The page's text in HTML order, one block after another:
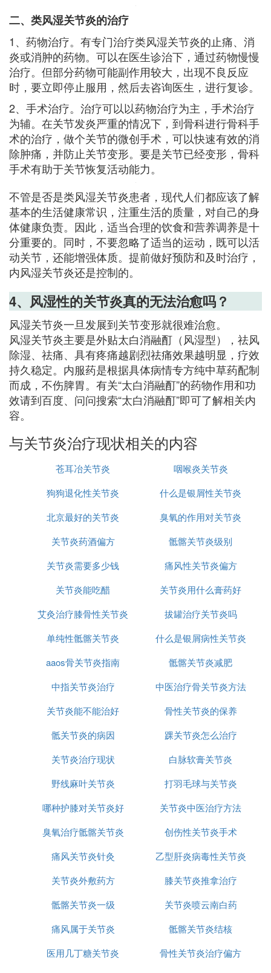
二、类风湿关节炎的治疗
1、药物治疗。有专门治疗类风湿关节炎的止痛、消
炎或消肿的药物。可以在医生诊治下，通过药物慢慢
治疗。但部分药物可能副作用较大，出现不良反应
时，要立即停止服用，然后去咨询医生，进行复诊。
2、手术治疗。治疗可以以药物治疗为主，手术治疗
为辅。在关节发炎严重的情况下，到骨科进行骨科手
术的治疗，做个关节的微创手术，可以快速有效的消
除肿痛，并防止关节变形。要是关节已经变形，骨科
手术有助于关节恢复活动能力。
不管是否是类风湿关节炎患者，现代人们都应该了解
基本的生活健康常识，注重生活的质量，对自己的身
体健康负责。因此，适当合理的饮食和营养调养是十
分重要的。同时，不要忽略了适当的运动，既可以活
动关节，还能增强体质。提前做好预防和及时治疗，
内风湿关节炎还是控制的。
4、风湿性的关节炎真的无法治愈吗？
风湿关节炎一旦发展到关节变形就很难治愈。
风湿关节炎主要是外贴太白消融酊（风湿型），祛风
除湿、祛痛、具有疼痛越剧烈祛痛效果越明显，疗效
持久稳定。内服药是根据具体病情专方纯中草药配制
而成，不伤脾胃。有关“太白消融酊”的药物作用和功
效请到百度、问问搜索“太白消融酊”即可了解相关内
容。
与关节炎治疗现状相关的内容
苍耳冶关节炎
咽喉炎关节炎
狗狗退化性关节炎
什么是银屑性关节炎
北京最好的关节炎
臭氧的作用对关节炎
关节炎药酒偏方
骶髂关节炎级别
关节炎需要多少钱
痛风性关节炎偏方
关节炎能吃醋
关节炎用什么膏药好
艾灸治疗膝骨性关节炎
拔罐治疗关节炎吗
单纯性骶髂关节炎
什么是银屑病性关节炎
aaos骨关节炎指南
骶髂关节炎减肥
中指关节炎治疗
中医治疗骨关节炎方法
关节炎能不能治好
骨性关节炎的保养
骶关节炎的病因
踝关节炎怎么治疗
关节炎治疗现状
白脉软膏关节炎
野线麻叶关节炎
打羽毛球与关节炎
哪种护膝对关节炎好
关节炎中医治疗方法
臭氧治疗骶髂关节炎
创伤性关节炎手术
痛风关节炎针灸
乙型肝炎病毒性关节炎
关节炎外敷药方
膝关节炎推拿治疗
骶髂关节炎一级
关节炎喷云南白药
痛风属于关节炎
骶髂关节炎结核
医用几丁糖关节炎
骨性关节炎治疗偏方